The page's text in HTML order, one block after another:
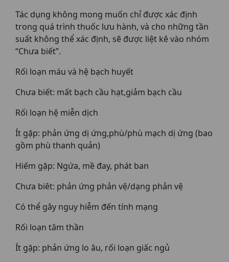
Tác dụng không mong muốn chỉ được xác định
trong quá trình thuốc lưu hành, và cho những tần
suất không thể xác định, sẽ được liệt kê vào nhóm
“Chưa biết”.
Rối loạn máu và hệ bạch huyết
Chưa biết: mất bạch cầu hạt,giảm bạch cầu
Rối loạn hệ miễn dịch
Ít gặp: phản ứng dị ứng,phù/phù mạch dị ứng (bao
gồm phù thanh quản)
Hiếm gặp: Ngứa, mề đay, phát ban
Chưa biêt: phản ứng phản vệ/dạng phản vệ
Có thể gây nguy hiễm đến tính mạng
Rối loạn tâm thần
Ít gặp: phản ứng lo âu, rối loạn giấc ngủ